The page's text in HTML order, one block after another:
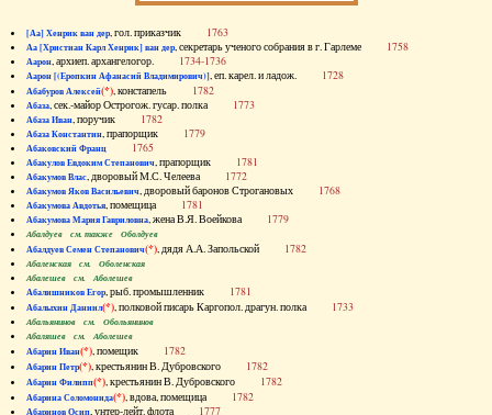
[Аа] Хенрик ван дер, гол. приказчик 1763
Аа [Христиан Карл Хенрик] ван дер, секретарь ученого собрания в г. Гарлеме 1758
Аарон, архиеп. архангелогор. 1734-1736
Аарон [(Еропкин Афанасий Владимирович)], еп. карел. и ладож. 1728
Абабуров Алексей(*), констапель 1782
Абаза, сек.-майор Острогож. гусар. полка 1773
Абаза Иван, поручик 1782
Абаза Константин, прапорщик 1779
Абаковский Франц 1765
Абакулов Евдоким Степанович, прапорщик 1781
Абакумов Влас, дворовый М.С. Челеева 1772
Абакумов Яков Васильевич, дворовый баронов Строгановых 1768
Абакумова Авдотья, помещица 1781
Абакумова Мария Гавриловна, жена В.Я. Воейкова 1779
Абалдуев см. также Оболдуев
Абалдуев Семен Степанович(*), дядя А.А. Запольской 1782
Абаленская см. Оболенская
Абалешев см. Аболешев
Абалишников Егор, рыб. промышленник 1781
Абалыхин Даниил(*), полковой писарь Каргопол. драгун. полка 1733
Абальянинов см. Обольянинов
Абаляшев см. Аболешев
Абарин Иван(*), помещик 1782
Абарин Петр(*), крестьянин В. Дубровского 1782
Абарин Филипп(*), крестьянин В. Дубровского 1782
Абарина Соломонида(*), вдова, помещица 1782
Абаринов Осип, унтер-лейт. флота 1777